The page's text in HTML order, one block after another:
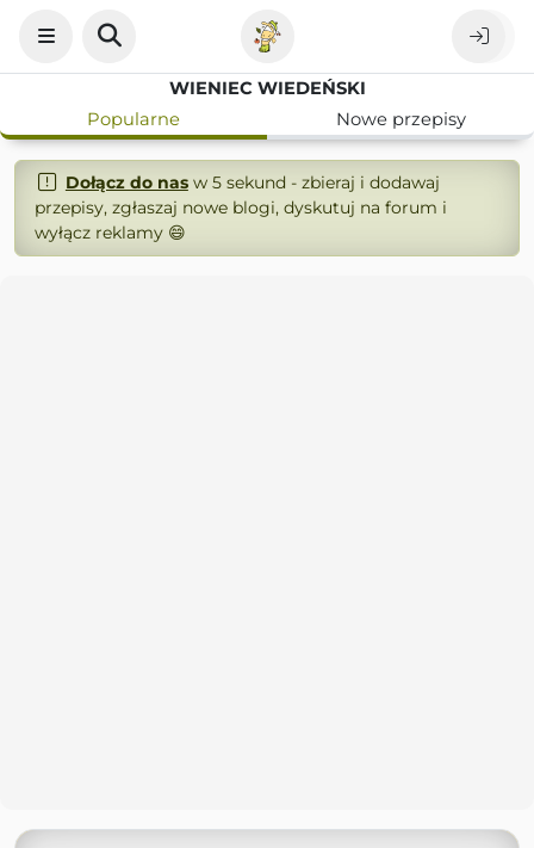
WIENIEC WIEDEŃSKI
Popularne
Nowe przepisy
Dołącz do nasw 5 sekund - zbieraj i dodawaj
przepisy, zgłaszaj nowe blogi, dyskutuj na forum i
wyłącz reklamy 😄